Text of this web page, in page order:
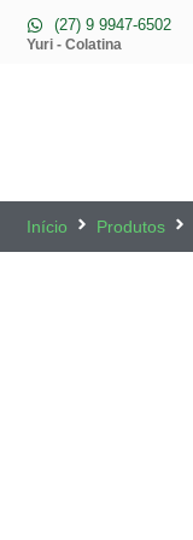
(27) 9 9947-6502
Yuri - Colatina
Início Produtos